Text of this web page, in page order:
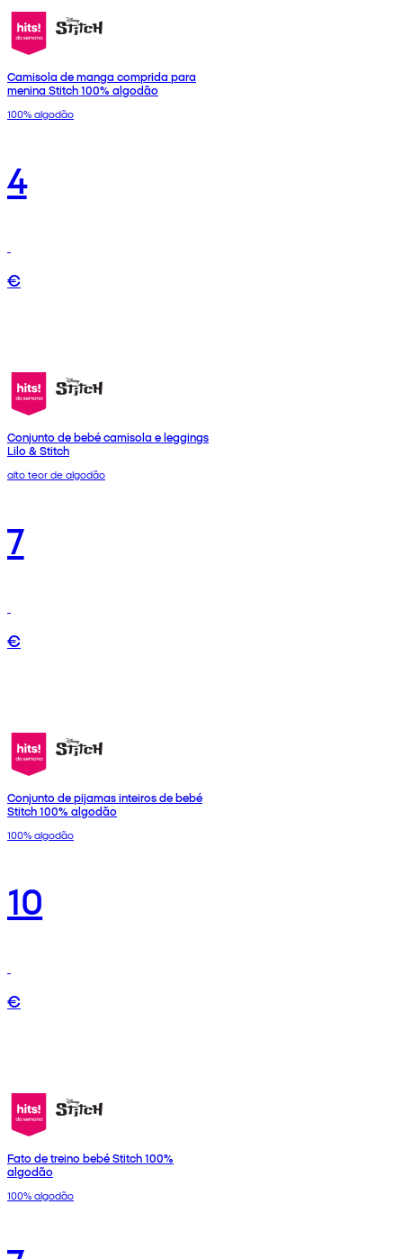
Camisola de manga comprida para
menina Stitch 100% algodão
100% algodão
4
€
Conjunto de bebé camisola e leggings
Lilo & Stitch
alto teor de algodão
7
€
Conjunto de pijamas inteiros de bebé
Stitch 100% algodão
100% algodão
10
€
Fato de treino bebé Stitch 100%
algodão
100% algodão